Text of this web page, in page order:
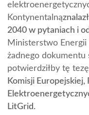
Kontynentalną
2040 w pytaniach i
Ministerstwo Energii
żadnego dokumentu
potwierdziłby tę
Komisji Europejskiej,
LitGrid.